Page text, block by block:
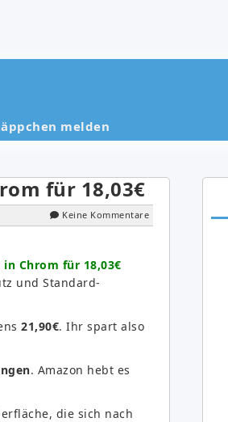
melden
für 18,03€
Keine Kommentare
Chrom für 18,03€
und Standard-
21,90€. Ihr spart also
. Amazon hebt es
die sich nach